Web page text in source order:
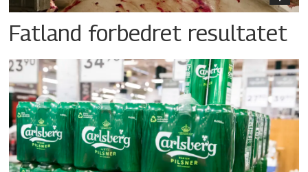
Fatland forbedret resultatet